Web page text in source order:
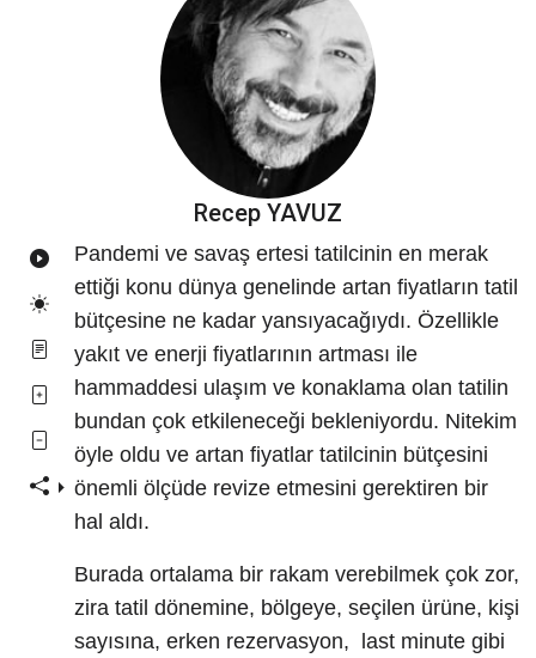
Recep YAVUZ
Pandemi ve savaş ertesi tatilcinin en merak
ettiği konu dünya genelinde artan fiyatların tatil
bütçesine ne kadar yansıyacağıydı. Özellikle
yakıt ve enerji fiyatlarının artması ile
hammaddesi ulaşım ve konaklama olan tatilin
bundan çok etkileneceği bekleniyordu. Nitekim
öyle oldu ve artan fiyatlar tatilcinin bütçesini
önemli ölçüde revize etmesini gerektiren bir
hal aldı.
Burada ortalama bir rakam verebilmek çok zor,
zira tatil dönemine, bölgeye, seçilen ürüne, kişi
sayısına, erken rezervasyon, last minute gibi